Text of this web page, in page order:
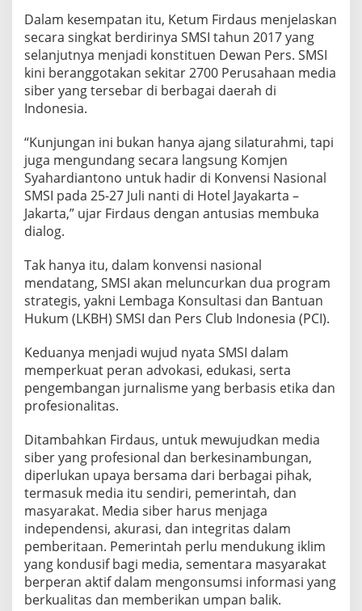
K
u
m
a
r
:
h
a
s
M
e
d
i
b
e
y
n
g
P
e
i
n
a
l
d
a
n
B
e
Dalam kesempatan itu, Ketum Firdaus menjelaskan
secara singkat berdirinya SMSI tahun 2017 yang
selanjutnya menjadi konstituen Dewan Pers. SMSI
kini beranggotakan sekitar 2700 Perusahaan media
siber yang tersebar di berbagai daerah di
Indonesia.
“Kunjungan ini bukan hanya ajang silaturahmi, tapi
juga mengundang secara langsung Komjen
Syahardiantono untuk hadir di Konvensi Nasional
SMSI pada 25-27 Juli nanti di Hotel Jayakarta –
Jakarta,” ujar Firdaus dengan antusias membuka
dialog.
Tak hanya itu, dalam konvensi nasional
mendatang, SMSI akan meluncurkan dua program
strategis, yakni Lembaga Konsultasi dan Bantuan
Hukum (LKBH) SMSI dan Pers Club Indonesia (PCI).
Keduanya menjadi wujud nyata SMSI dalam
memperkuat peran advokasi, edukasi, serta
pengembangan jurnalisme yang berbasis etika dan
profesionalitas.
Ditambahkan Firdaus, untuk mewujudkan media
siber yang profesional dan berkesinambungan,
diperlukan upaya bersama dari berbagai pihak,
termasuk media itu sendiri, pemerintah, dan
masyarakat. Media siber harus menjaga
independensi, akurasi, dan integritas dalam
pemberitaan. Pemerintah perlu mendukung iklim
yang kondusif bagi media, sementara masyarakat
berperan aktif dalam mengonsumsi informasi yang
berkualitas dan memberikan umpan balik.